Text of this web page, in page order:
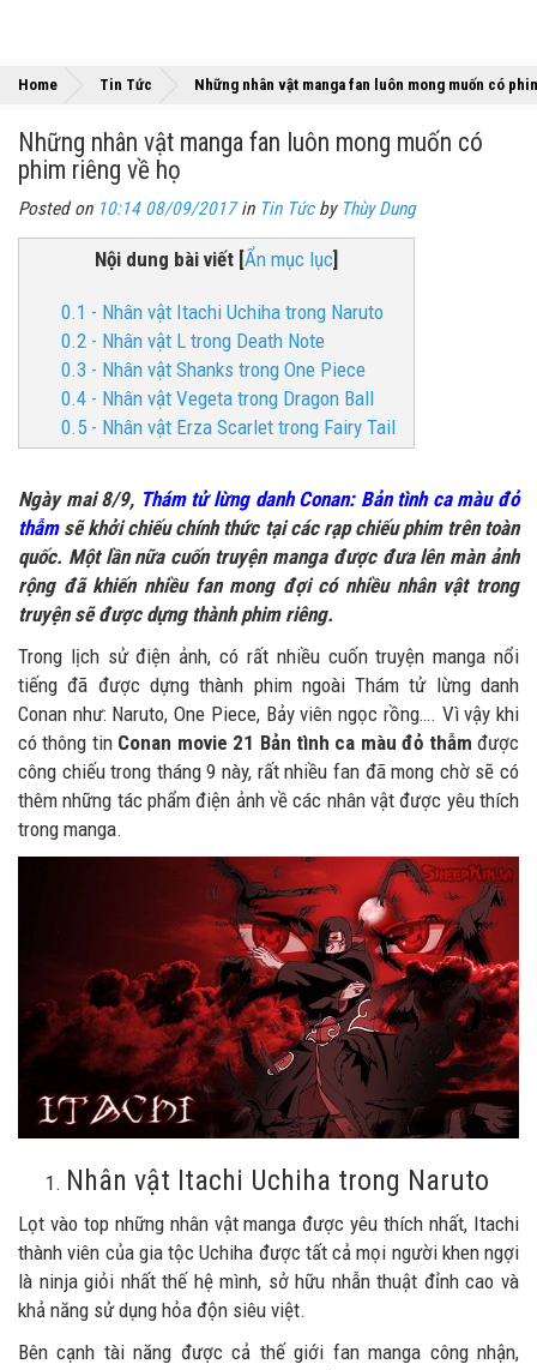
Home Tin Tức Những nhân vật manga fan luôn mong muốn có
Những nhân vật manga fan luôn mong muốn có
phim riêng về họ
Posted on 10:14 08/09/2017in Tin Tứcby Thùy Dung
Nội dung bài viết [Ẩn mục lục]
0.1 - Nhân vật Itachi Uchiha trong Naruto
0.2 - Nhân vật L trong Death Note
0.3 - Nhân vật Shanks trong One Piece
0.4 - Nhân vật Vegeta trong Dragon Ball
0.5 - Nhân vật Erza Scarlet trong Fairy Tail
Ngày mai 8/9, Thám tử lừng danh Conan: Bản tình ca màu đỏ
thẫmsẽ khởi chiếu chính thức tại các rạp chiếu phim trên toàn
quốc. Một lần nữa cuốn truyện manga được đưa lên màn ảnh
rộng đã khiến nhiều fan mong đợi có nhiều nhân vật trong
truyện sẽ được dựng thành phim riêng.
Trong lịch sử điện ảnh, có rất nhiều cuốn truyện manga nổi
tiếng đã được dựng thành phim ngoài Thám tử lừng danh
Conan như: Naruto, One Piece, Bảy viên ngọc rồng…. Vì vậy khi
có thông tin Conan movie 21 Bản tình ca màu đỏ thẫm được
công chiếu trong tháng 9 này, rất nhiều fan đã mong chờ sẽ có
thêm những tác phẩm điện ảnh về các nhân vật được yêu thích
trong manga.
Nhân vật Itachi Uchiha trong Naruto
Lọt vào top những nhân vật manga được yêu thích nhất, Itachi
thành viên của gia tộc Uchiha được tất cả mọi người khen ngợi
là ninja giỏi nhất thế hệ mình, sở hữu nhẫn thuật đỉnh cao và
khả năng sử dụng hỏa độn siêu việt.
Bên cạnh tài năng được cả thế giới fan manga công nhận,